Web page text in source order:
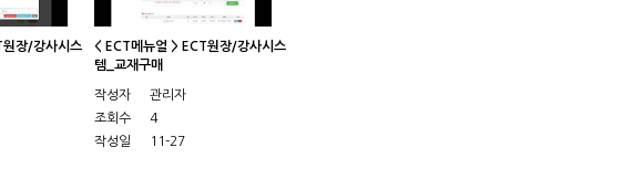
원장/강사시스
< ECT메뉴얼 > ECT원장/강사시스
템_교재구매
작성자
관리자
조회수
4
작성일
11-27